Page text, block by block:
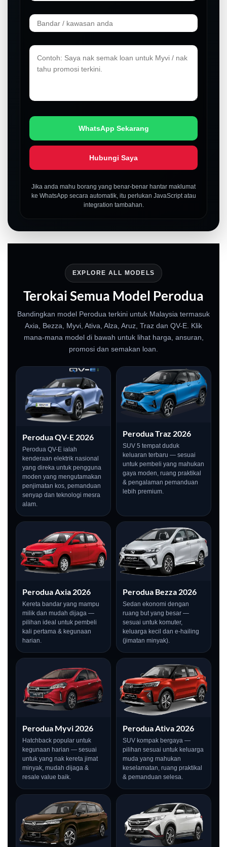
WhatsApp Sekarang
Hubungi Saya
Jika anda mahu borang yang benar-benar hantar maklumat
ke WhatsApp secara automatik, itu perlukan JavaScript atau
integration tambahan.
EXPLORE ALL MODELS
Terokai Semua Model Perodua
Bandingkan model Perodua terkini untuk Malaysia termasuk
Axia, Bezza, Myvi, Ativa, Alza, Aruz, Traz dan QV-E. Klik
mana-mana model di bawah untuk lihat harga, ansuran,
promosi dan semakan loan.
Perodua QV-E 2026
Perodua QV-E ialah
kenderaan elektrik nasional
yang direka untuk pengguna
moden yang mengutamakan
penjimatan kos, pemanduan
senyap dan teknologi mesra
alam.
Perodua Traz 2026
SUV 5 tempat duduk
keluaran terbaru — sesuai
untuk pembeli yang mahukan
gaya moden, ruang praktikal
& pengalaman pemanduan
lebih premium.
Perodua Axia 2026
Kereta bandar yang mampu
milik dan mudah dijaga —
pilihan ideal untuk pembeli
kali pertama & kegunaan
harian.
Perodua Bezza 2026
Sedan ekonomi dengan
ruang but yang besar —
sesuai untuk komuter,
keluarga kecil dan e-hailing
(jimatan minyak).
Perodua Myvi 2026
Hatchback popular untuk
kegunaan harian — sesuai
untuk yang nak kereta jimat
minyak, mudah dijaga &
resale value baik.
Perodua Ativa 2026
SUV kompak bergaya —
pilihan sesuai untuk keluarga
muda yang mahukan
keselamatan, ruang praktikal
& pemanduan selesa.